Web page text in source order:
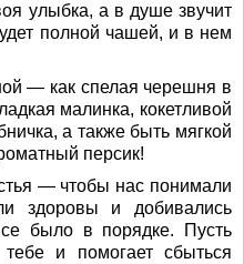
улыбка, а в душе звучит
полной чашей, и в нем
— как спелая черешня в
малинка, кокетливой
а также быть мягкой
персик!
— чтобы нас понимали
здоровы и добивались
было в порядке. Пусть
тебе и помогает сбыться